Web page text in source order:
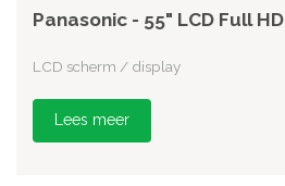
Panasonic - 55" LCD Full HD
LCD scherm / display
Lees meer